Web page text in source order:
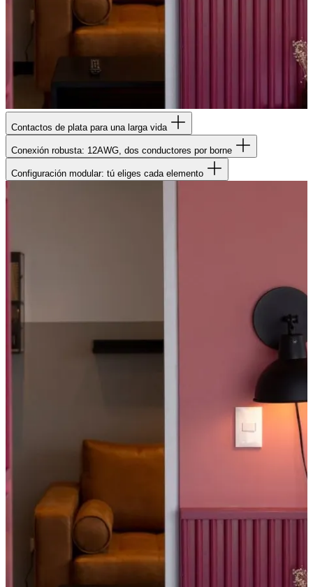
Contactos de plata para una larga vida
Conexión robusta: 12AWG, dos conductores por borne
Configuración modular: tú eliges cada elemento